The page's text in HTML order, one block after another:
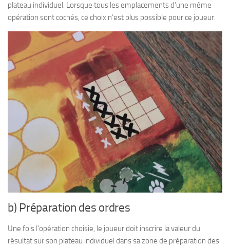
plateau individuel. Lorsque tous les emplacements d’une même
opération sont cochés, ce choix n’est plus possible pour ce joueur.
b) Préparation des ordres
Une fois l’opération choisie, le joueur doit inscrire la valeur du
résultat sur son plateau individuel dans sa zone de préparation des